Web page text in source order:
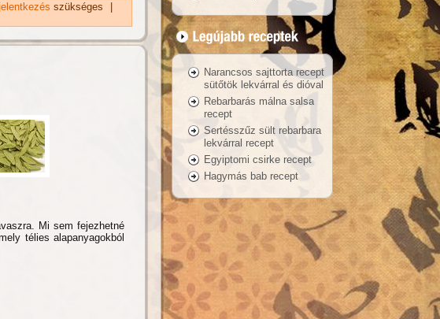
kapcsolatosan
szükséges
Mi sem fejezhetné
télies alapanyagokból
Narancsos sajttorta recept
sütőtök lekvárral és dióval
Rebarbarás málna salsa
recept
Sertésszűz sült rebarbara
lekvárral recept
Egyiptomi csirke recept
Hagymás bab recept